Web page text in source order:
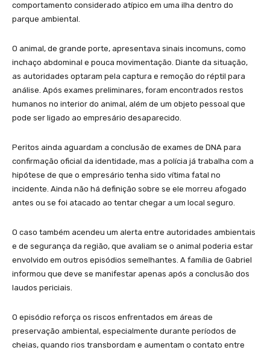
comportamento considerado atípico em uma ilha dentro do
parque ambiental.
O animal, de grande porte, apresentava sinais incomuns, como
inchaço abdominal e pouca movimentação. Diante da situação,
as autoridades optaram pela captura e remoção do réptil para
análise. Após exames preliminares, foram encontrados restos
humanos no interior do animal, além de um objeto pessoal que
pode ser ligado ao empresário desaparecido.
Peritos ainda aguardam a conclusão de exames de DNA para
confirmação oficial da identidade, mas a polícia já trabalha com a
hipótese de que o empresário tenha sido vítima fatal no
incidente. Ainda não há definição sobre se ele morreu afogado
antes ou se foi atacado ao tentar chegar a um local seguro.
O caso também acendeu um alerta entre autoridades ambientais
e de segurança da região, que avaliam se o animal poderia estar
envolvido em outros episódios semelhantes. A família de Gabriel
informou que deve se manifestar apenas após a conclusão dos
laudos periciais.
O episódio reforça os riscos enfrentados em áreas de
preservação ambiental, especialmente durante períodos de
cheias, quando rios transbordam e aumentam o contato entre